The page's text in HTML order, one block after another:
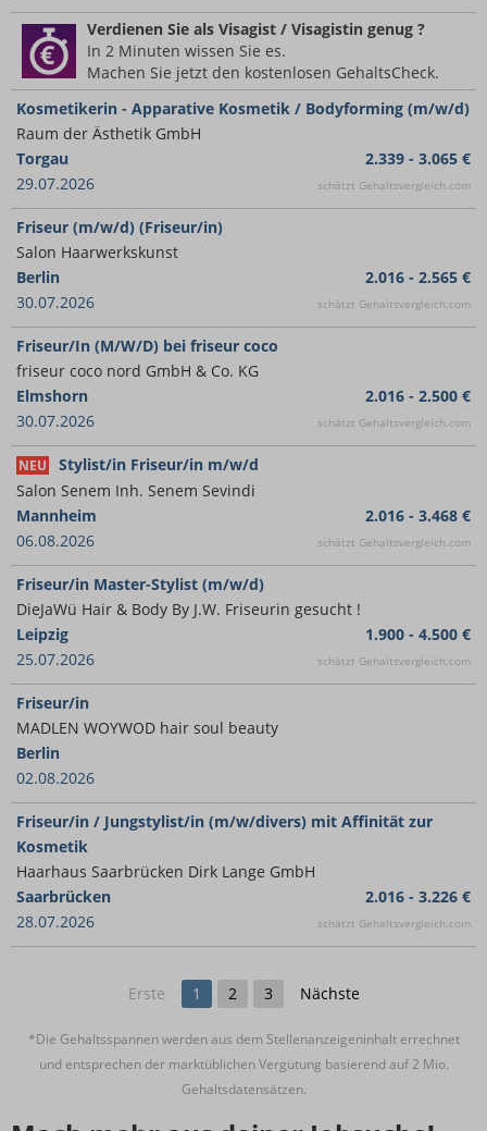
Verdienen Sie als Visagist / Visagistin genug ?
In 2 Minuten wissen Sie es.
Machen Sie jetzt den kostenlosen GehaltsCheck.
Kosmetikerin - Apparative Kosmetik / Bodyforming (m/w/d)
Raum der Ästhetik GmbH
Torgau
29.07.2026
2.339 - 3.065 €
schätzt Gehaltsvergleich.com
Friseur (m/w/d) (Friseur/in)
Salon Haarwerkskunst
Berlin
30.07.2026
2.016 - 2.565 €
schätzt Gehaltsvergleich.com
Friseur/In (M/W/D) bei friseur coco
friseur coco nord GmbH & Co. KG
Elmshorn
30.07.2026
2.016 - 2.500 €
schätzt Gehaltsvergleich.com
NEU
Stylist/in Friseur/in m/w/d
Salon Senem Inh. Senem Sevindi
Mannheim
06.08.2026
2.016 - 3.468 €
schätzt Gehaltsvergleich.com
Friseur/in Master-Stylist (m/w/d)
DieJaWü Hair & Body By J.W. Friseurin gesucht !
Leipzig
25.07.2026
1.900 - 4.500 €
schätzt Gehaltsvergleich.com
Friseur/in
MADLEN WOYWOD hair soul beauty
Berlin
02.08.2026
Friseur/in / Jungstylist/in (m/w/divers) mit Affinität zur
Kosmetik
Haarhaus Saarbrücken Dirk Lange GmbH
Saarbrücken
28.07.2026
2.016 - 3.226 €
schätzt Gehaltsvergleich.com
Erste 1 2 3 Nächste
*Die Gehaltsspannen werden aus dem Stellenanzeigeninhalt errechnet
und entsprechen der marktüblichen Vergütung basierend auf 2 Mio.
Gehaltsdatensätzen.